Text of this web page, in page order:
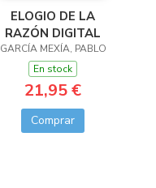
ELOGIO DE LA
RAZÓN DIGITAL
GARCÍA MEXÍA, PABLO
En stock
21,95 €
Comprar